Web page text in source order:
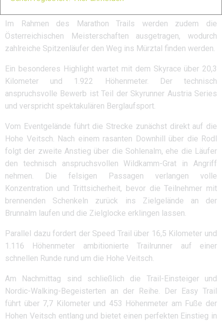
St. Barbara im Mürztal.
Im Rahmen des Marathon Trails werden zudem die
Österreichischen Meisterschaften ausgetragen, wodurch
zahlreiche Spitzenläufer den Weg ins Mürztal finden werden.
Ein besonderes Highlight wartet mit dem Skyrace über 20,3
Kilometer und 1.922 Höhenmeter. Der technisch
anspruchsvolle Bewerb ist Teil der Skyrunner Austria Series
und verspricht spektakulären Berglaufsport.
Vom Eventgelände führt die Strecke zunächst direkt auf die
Hohe Veitsch. Nach einem rasanten Downhill über die Rodl
folgt der zweite Anstieg über die Sohlenalm, ehe die Läufer
den technisch anspruchsvollen Wildkamm-Grat in Angriff
nehmen. Die felsigen Passagen verlangen volle
Konzentration und Trittsicherheit, bevor die Teilnehmer mit
brennenden Schenkeln zurück ins Zielgelände an der
Brunnalm laufen und die Zielglocke erklingen lassen.
Parallel dazu fordert der Speed Trail über 16,5 Kilometer und
1.116 Höhenmeter ambitionierte Trailrunner auf einer
schnellen Runde rund um die Hohe Veitsch.
Am Nachmittag sind schließlich die Trail-Einsteiger und
Nordic-Walking-Begeisterten an der Reihe. Der Easy Trail
führt über 7,7 Kilometer und 453 Höhenmeter am Fuße der
Hohen Veitsch entlang und bietet einen perfekten Einstieg in